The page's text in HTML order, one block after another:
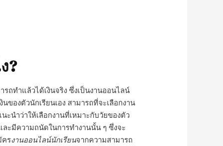
?
ถทำแล้วได้เงินจริง ซึ่งเป็นงานออนไลน์
ของตัวนักเรียนเอง สามารถที่จะเลือกงาน
นำว่าให้เลือกงานที่เหมาะกับวัยของตัว
ะมีความถนัดในการทำงานนั้น ๆ ซึ่งจะ
ครงานออนไลน์นักเรียนจากความสามารถ